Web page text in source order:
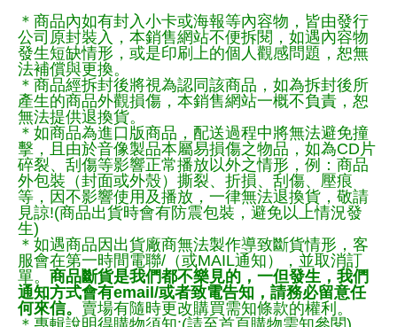
＊商品內如有封入小卡或海報等內容物，皆由發行
公司原封裝入，本銷售網站不便拆閱，如遇內容物
發生短缺情形，或是印刷上的個人觀感問題，恕無
法補償與更換。
＊商品經拆封後將視為認同該商品，如為拆封後所
產生的商品外觀損傷，本銷售網站一概不負責，恕
無法提供退換貨。
＊如商品為進口版商品，配送過程中將無法避免撞
擊，且由於音像製品本屬易損傷之物品，如為CD片
碎裂、刮傷等影響正常播放以外之情形，例：商品
外包裝（封面或外殼）撕裂、折損、刮傷、壓痕
等，因不影響使用及播放，一律無法退換貨，敬請
見諒!(商品出貨時會有防震包裝，避免以上情況發
生)
＊如遇商品因出貨廠商無法製作導致斷貨情形，客
服會在第一時間電聯/（或MAIL通知），並取消訂
單。 商品斷貨是我們都不樂見的，一但發生，我們
通知方式會有email/或者致電告知，請務必留意任
何來信。 賣場有隨時更改購買需知條款的權利。